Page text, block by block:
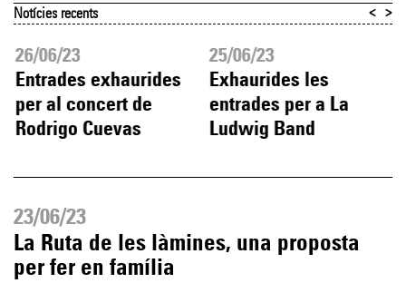
Notícies recents
26/06/23
Entrades exhaurides
per al concert de
Rodrigo Cuevas
25/06/23
Exhaurides les
entrades per a La
Ludwig Band
< >
23/06/23
La Ruta de les làmines, una proposta
per fer en família